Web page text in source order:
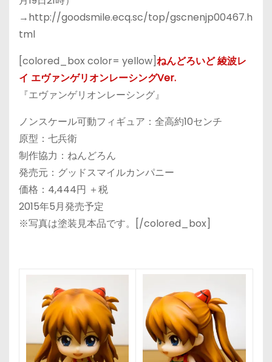
→http://goodsmile.ecq.sc/top/gscnenjp00467.h
tml
[colored_box color= yellow]ねんどろいど 綾波レ
イ エヴァンゲリオンレーシングVer.
『エヴァンゲリオンレーシング』
ノンスケール可動フィギュア：全高約10センチ
原型：七兵衛
制作協力：ねんどろん
発売元：グッドスマイルカンパニー
価格：4,444円 ＋税
2015年5月発売予定
※写真は塗装見本品です。[/colored_box]